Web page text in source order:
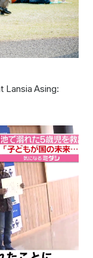
Lansia Asing: